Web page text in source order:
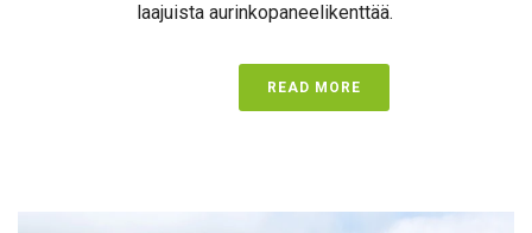
laajuista aurinkopaneelikenttää.
READ MORE